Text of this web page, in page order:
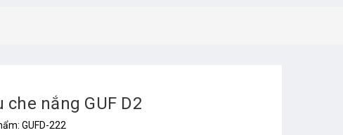
che nắng GUF D2
GUFD-222